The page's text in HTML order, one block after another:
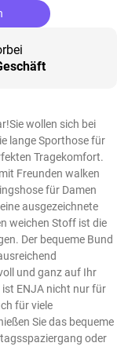
wollen sich bei
lange Sporthose für
Tragekomfort.
Freunden walken
für Damen
ausgezeichnete
weichen Stoff ist die
Der bequeme Bund
und ganz auf Ihr
ENJA nicht nur für
für viele
Sie das bequeme
oder